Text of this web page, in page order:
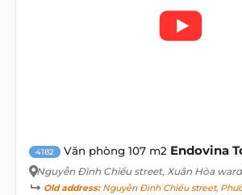
4182 Văn phòng 107 m2 Endovina
Nguyễn Đình Chiểu street, Xuân Hòa
Old address:Nguyễn Đình Chiểu street,